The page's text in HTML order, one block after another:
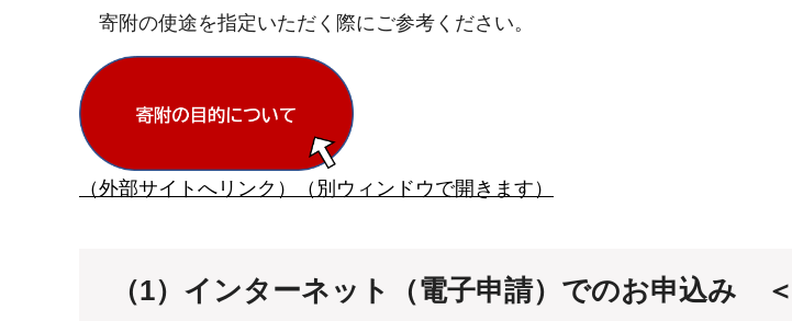
寄附の使途を指定いただく際にご参考ください。
（外部サイトへリンク）（別ウィンドウで開きます）
（1）インターネット（電子申請）でのお申込み